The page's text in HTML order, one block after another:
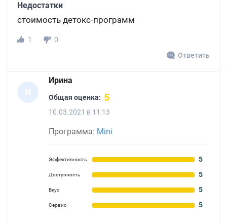
Недостатки
стоимость детокс-программ
1
0
Ответить
И
Ирина
Общая оценка: 5
10.03.2021 в 11:13
Программа: Mini
Эффективность 5
Доступность 5
Вкус 5
Сервис 5